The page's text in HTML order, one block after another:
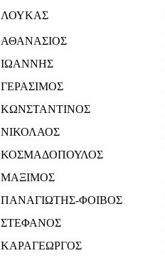
ΛΟΥΚΑΣ
ΑΘΑΝΑΣΙΟΣ
ΙΩΑΝΝΗΣ
ΓΕΡΑΣΙΜΟΣ
ΚΩΝΣΤΑΝΤΙΝΟΣ
ΝΙΚΟΛΑΟΣ
ΚΟΣΜΑΔΟΠΟΥΛΟΣ
ΜΑΞΙΜΟΣ
ΠΑΝΑΓΙΩΤΗΣ-ΦΟΙΒΟΣ
ΣΤΕΦΑΝΟΣ
ΚΑΡΑΓΕΩΡΓΟΣ